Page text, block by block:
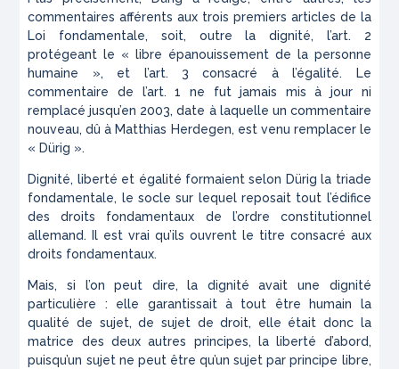
commentaires afférents aux trois premiers articles de la
Loi fondamentale, soit, outre la dignité, l’art. 2
protégeant le « libre épanouissement de la personne
humaine », et l’art. 3 consacré à l’égalité. Le
commentaire de l’art. 1 ne fut jamais mis à jour ni
remplacé jusqu’en 2003, date à laquelle un commentaire
nouveau, dû à Matthias Herdegen, est venu remplacer le
« Dürig ».
Dignité, liberté et égalité formaient selon Dürig la triade
fondamentale, le socle sur lequel reposait tout l’édifice
des droits fondamentaux de l’ordre constitutionnel
allemand. Il est vrai qu’ils ouvrent le titre consacré aux
droits fondamentaux.
Mais, si l’on peut dire, la dignité avait une dignité
particulière : elle garantissait à tout être humain la
qualité de sujet, de sujet de droit, elle était donc la
matrice des deux autres principes, la liberté d’abord,
puisqu’un sujet ne peut être qu’un sujet par principe libre,